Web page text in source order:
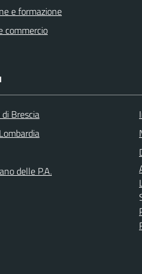
e formazione
commercio
Brescia
delle P.A.